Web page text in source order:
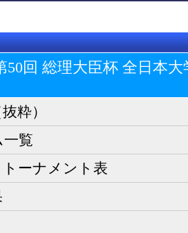
50回 総理大臣杯 全日本
粋）
一覧
ーナメント表